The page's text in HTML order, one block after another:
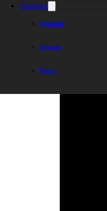
Kontakt
Kontakt
Arenan
Press